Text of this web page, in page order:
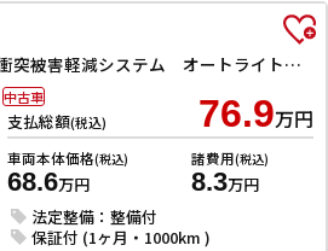
S クリアランスソナー 衝突被害軽減システム オートライト キーレスエントリー アイドリングストップ 電動格納ミラー ベンチシート CVT 盗難防止システム ABS ESC USB 衝突安全ボディ
支払総額(税込) 76.9万円
車両本体価格(税込)
68.6万円
諸費用(税込)
8.3万円
法定整備：整備付
保証付 (1ヶ月・1000km )
中古車